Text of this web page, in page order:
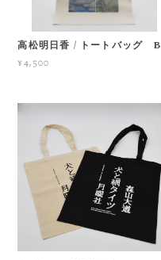
高松明日香 / トートバッグ B
¥4,500